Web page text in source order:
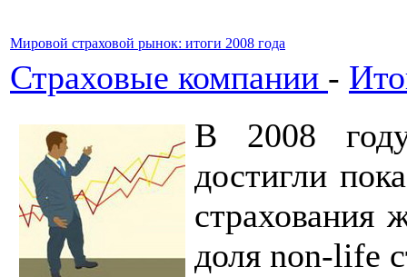
Мировой страховой рынок: итоги 2008 года
Страховые компании -
В 2008
достигли
страхования
доля non-life